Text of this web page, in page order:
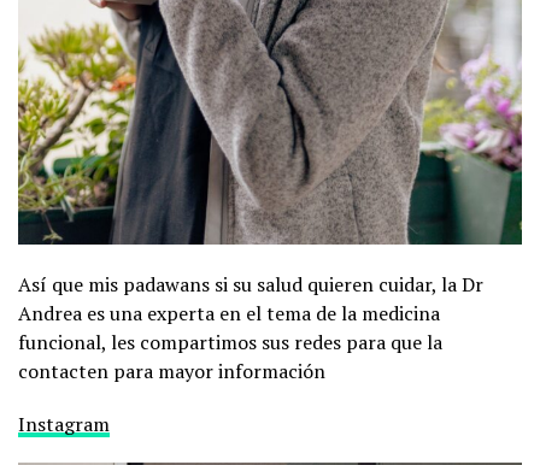
Así que mis padawans si su salud quieren cuidar, la Dr
Andrea es una experta en el tema de la medicina
funcional, les compartimos sus redes para que la
contacten para mayor información
Instagram